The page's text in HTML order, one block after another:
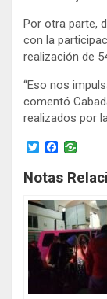
Por otra parte,
con la
realización de
“Eso nos
comentó
realizados por
T
i
t
t
e
F
c
e
b
o
o
k
Notas